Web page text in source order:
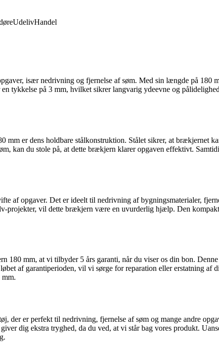
UdelivHandel
især nedrivning og fjernelse af søm. Med sin længde på 180
tykkelse på 3 mm, hvilket sikrer langvarig ydeevne og
er dens holdbare stålkonstruktion. Stålet sikrer, at brækjernet
kan du stole på, at dette brækjern klarer opgaven effektivt.
af opgaver. Det er ideelt til nedrivning af bygningsmaterialer,
projekter, vil dette brækjern være en uvurderlig hjælp. Den
180 mm, at vi tilbyder 5 års garanti, når du viser os din bon.
af garantiperioden, vil vi sørge for reparation eller erstatning
mm.
der er perfekt til nedrivning, fjernelse af søm og mange andre
dig ekstra tryghed, da du ved, at vi står bag vores produkt.